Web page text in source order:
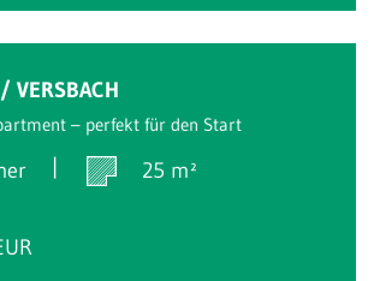
VERSBACH
– perfekt für den Start
25 m²